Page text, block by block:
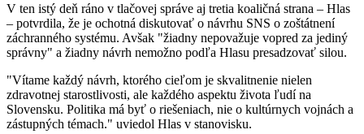
V ten istý deň ráno v tlačovej správe aj tretia koaličná strana – Hlas
– potvrdila, že je ochotná diskutovať o návrhu SNS o zoštátnení
záchranného systému. Avšak "žiadny nepovažuje vopred za jediný
správny" a žiadny návrh nemožno podľa Hlasu presadzovať silou.
"Vítame každý návrh, ktorého cieľom je skvalitnenie nielen
zdravotnej starostlivosti, ale každého aspektu života ľudí na
Slovensku. Politika má byť o riešeniach, nie o kultúrnych vojnách a
zástupných témach." uviedol Hlas v stanovisku.